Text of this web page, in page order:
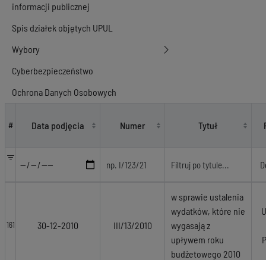
informacji publicznej
Spis działek objętych UPUL
Wybory
Cyberbezpieczeństwo
Ochrona Danych Osobowych
# Data podjęcia Numer Tytuł
161 30-12-2010 III/13/2010
w sprawie ustalenia
wydatków, które nie
wygasają z
upływem roku
budżetowego 2010